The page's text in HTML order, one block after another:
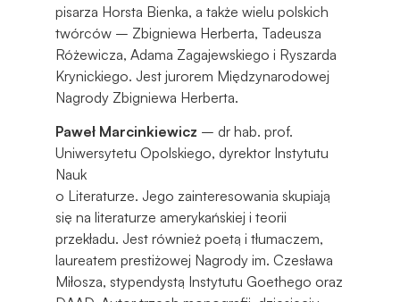
pisarza Horsta Bienka, a także wielu polskich
twórców – Zbigniewa Herberta, Tadeusza
Różewicza, Adama Zagajewskiego i Ryszarda
Krynickiego. Jest jurorem Międzynarodowej
Nagrody Zbigniewa Herberta.
Paweł Marcinkiewicz – dr hab. prof.
Uniwersytetu Opolskiego, dyrektor Instytutu
Nauk
o Literaturze. Jego zainteresowania skupiają
się na literaturze amerykańskiej i teorii
przekładu. Jest również poetą i tłumaczem,
laureatem prestiżowej Nagrody im. Czesława
Miłosza, stypendystą Instytutu Goethego oraz